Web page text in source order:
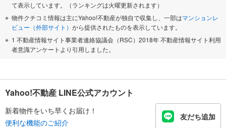
て表示しています。（ランキングは火曜更新されます）
物件クチコミ情報は主にYahoo!不動産が独自で収集し、一部はマンションレ
ビュー（外部サイト） から提供されたものを表示しています。
1 不動産情報サイト事業者連絡協議会（RSC）2018年 不動産情報サイト利用
者意識アンケートより引用しました。
Yahoo!不動産 LINE公式アカウント
新着物件をいち早くお届け！
便利な機能のご紹介
友だち追加